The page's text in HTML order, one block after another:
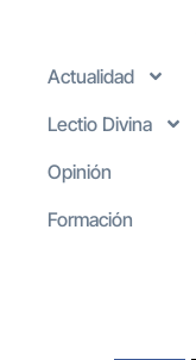
Actualidad
Lectio Divina
Opinión
Formación